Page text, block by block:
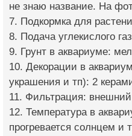
не знаю название. На
7. Подкормка для
8. Подача углекислого
9. Грунт в аквариуме:
10. Декорации в
украшения и тп): 2
11. Фильтрация:
12. Температура в
прогревается солнцем и